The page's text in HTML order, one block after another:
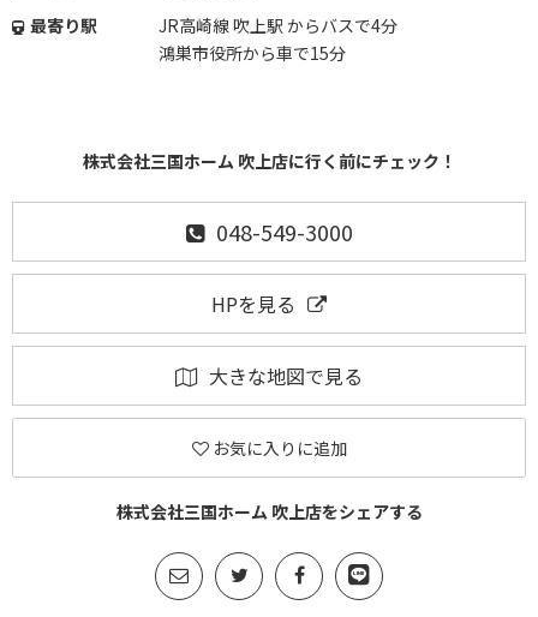
最寄り駅
JR高崎線 吹上駅 からバスで4分
鴻巣市役所から車で15分
株式会社三国ホーム 吹上店に行く前にチェック！
048-549-3000
HPを見る
大きな地図で見る
お気に入りに追加
株式会社三国ホーム 吹上店をシェアする